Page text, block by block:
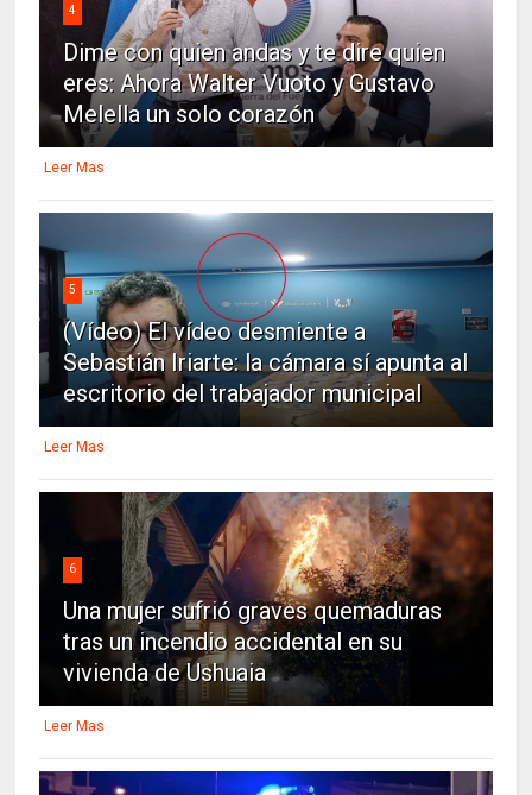
4
Dime con quien andas y te dire quien
eres: Ahora Walter Vuoto y Gustavo
Melella un solo corazón
Leer Mas
5
(Vídeo) El vídeo desmiente a
Sebastián Iriarte: la cámara sí apunta al
escritorio del trabajador municipal
Leer Mas
6
Una mujer sufrió graves quemaduras
tras un incendio accidental en su
vivienda de Ushuaia
Leer Mas